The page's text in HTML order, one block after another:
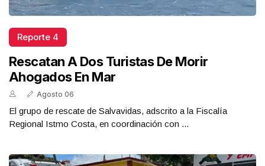
Reporte 4
Rescatan A Dos Turistas De Morir
Ahogados En Mar
Agosto 06
El grupo de rescate de Salvavidas, adscrito a la Fiscalía
Regional Istmo Costa, en coordinación con ...